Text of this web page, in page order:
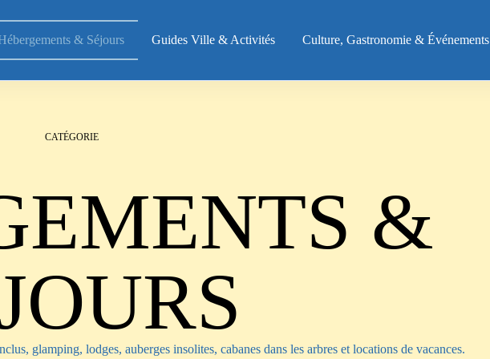
& Séjours Guides Ville & Activités Culture, Gastronomie & Événements
CATÉGORIE
&
glamping, lodges, auberges insolites, cabanes dans les arbres et locations de vacances.